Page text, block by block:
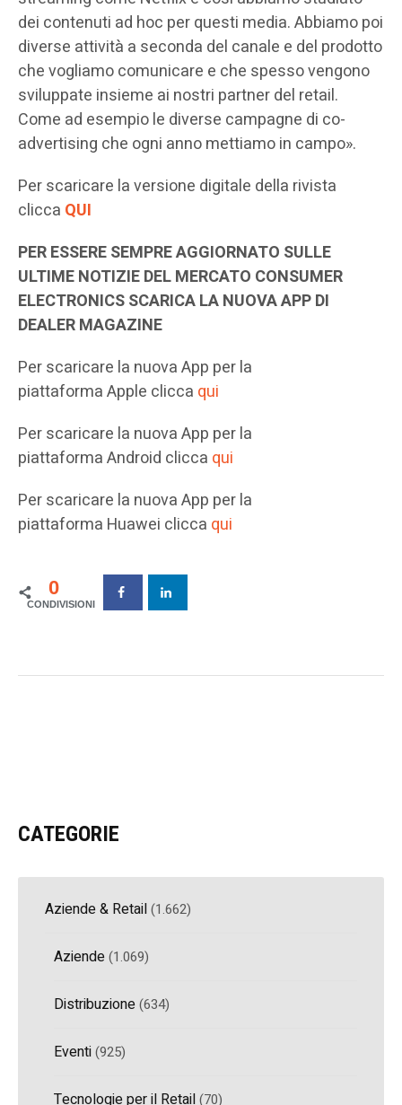
dei contenuti ad hoc per questi media. Abbiamo poi
diverse attività a seconda del canale e del prodotto
che vogliamo comunicare e che spesso vengono
sviluppate insieme ai nostri partner del retail.
Come ad esempio le diverse campagne di co-
advertising che ogni anno mettiamo in campo».
Per scaricare la versione digitale della rivista
clicca QUI
PER ESSERE SEMPRE AGGIORNATO SULLE
ULTIME NOTIZIE DEL MERCATO CONSUMER
ELECTRONICS SCARICA LA NUOVA APP DI
DEALER MAGAZINE
Per scaricare la nuova App per la
piattaforma Apple clicca qui
Per scaricare la nuova App per la
piattaforma Android clicca qui
Per scaricare la nuova App per la
piattaforma Huawei clicca qui
0
CATEGORIE
Aziende & Retail(1.662)
Aziende(1.069)
Distribuzione(634)
Eventi(925)
Tecnologie per il Retail(70)